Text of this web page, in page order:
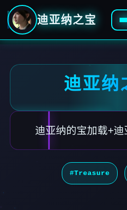
迪亚纳之宝
迪亚纳
迪亚纳的宝加载+
#Treasure